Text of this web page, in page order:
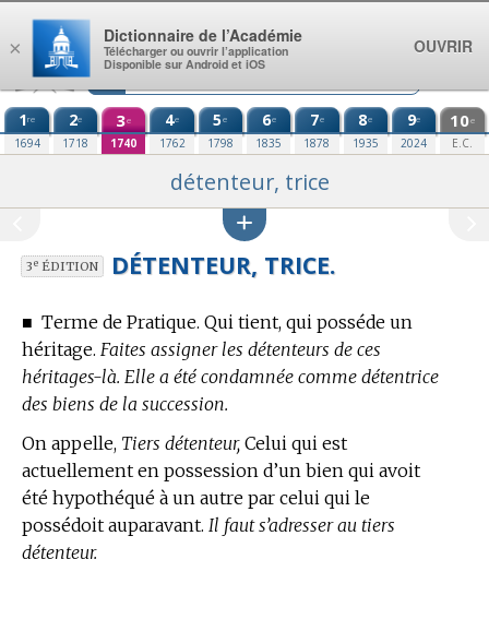
Aller au contenu
1re
1694
2e
1718
3e
1740
4e
1762
5e
1798
6e
1835
7e
1878
8e
1935
9e
2024
10e
E.C.
détenteur, trice
3eÉDITION DÉTENTEUR, TRICE.
■ Terme de Pratique. Qui tient, qui posséde un
héritage. Faites assigner les détenteurs de ces
héritages-là. Elle a été condamnée comme détentrice
des biens de la succession.
On appelle, Tiers détenteur, Celui qui est
actuellement en possession d’un bien qui avoit
été hypothéqué à un autre par celui qui le
possédoit auparavant. Il faut s’adresser au tiers
détenteur.
×
Dictionnaire de l’Académie
Télécharger ou ouvrir l’application
Disponible sur Android et iOS
OUVRIR